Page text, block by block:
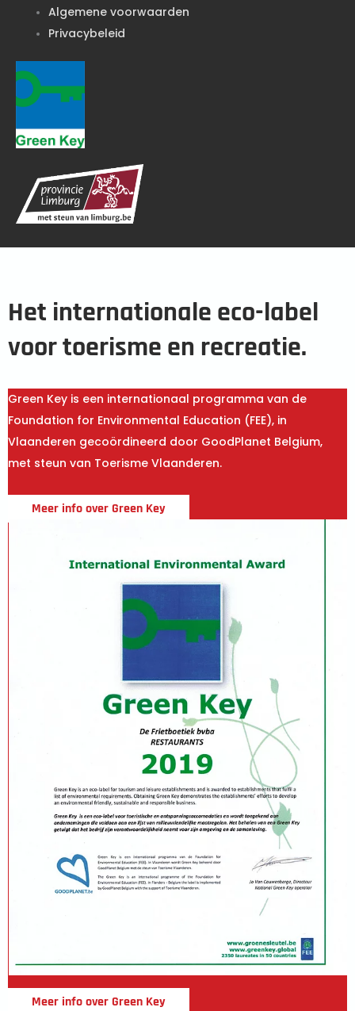
Algemene voorwaarden
Privacybeleid
Het internationale eco-label
voor toerisme en recreatie.
Green Key is een internationaal programma van de
Foundation for Environmental Education (FEE), in
Vlaanderen gecoördineerd door GoodPlanet Belgium,
met steun van Toerisme Vlaanderen.
Meer info over Green Key
Meer info over Green Key